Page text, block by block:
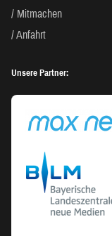
Mitmachen
Anfahrt
Unsere Partner: